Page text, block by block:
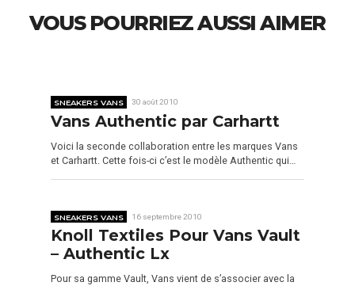
VOUS POURRIEZ AUSSI AIMER
SNEAKERS VANS 30 août 2010
Vans Authentic par Carhartt
Voici la seconde collaboration entre les marques Vans
et Carhartt. Cette fois-ci c’est le modèle Authentic qui…
SNEAKERS VANS 16 septembre 2010
Knoll Textiles Pour Vans Vault
– Authentic Lx
Pour sa gamme Vault, Vans vient de s’associer avec la